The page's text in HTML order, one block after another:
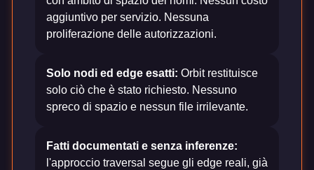
aggiuntivo per servizio. Nessuna
proliferazione delle autorizzazioni.
Solo nodi ed edge esatti: Orbit restituisce
solo ciò che è stato richiesto. Nessuno
spreco di spazio e nessun file irrilevante.
Fatti documentati e senza inferenze:
l'approccio traversal segue gli edge reali, già